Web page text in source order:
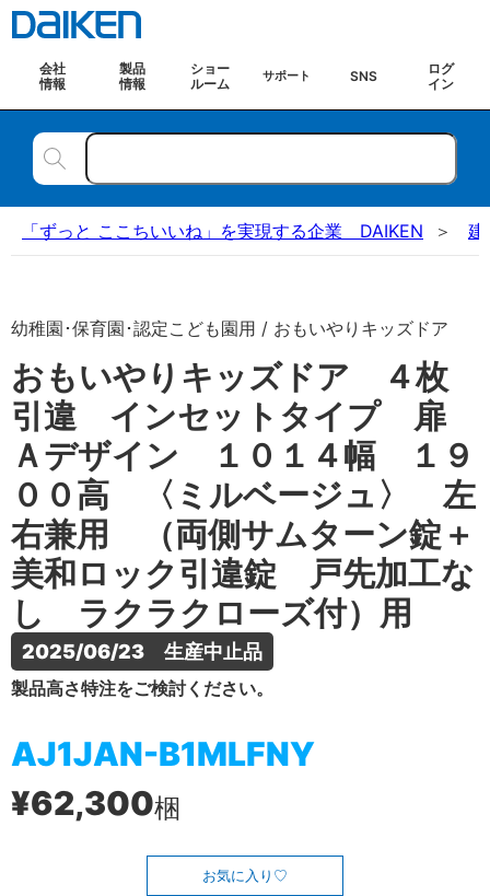
会社
情報
製品
情報
ショー
ルーム
サポート SNS
ログ
イン
「ずっと ここちいいね」を実現する企業 DAIKEN 建
幼稚園･保育園･認定こども園用 / おもいやりキッズドア
おもいやりキッズドア ４枚
引違 インセットタイプ 扉
Ａデザイン １０１４幅 １９
００高 〈ミルベージュ〉 左
右兼用 （両側サムターン錠＋
美和ロック引違錠 戸先加工な
し ラクラクローズ付）用
2025/06/23　生産中止品
製品高さ特注をご検討ください。
AJ1JAN-B1MLFNY
¥62,300梱
お気に入り